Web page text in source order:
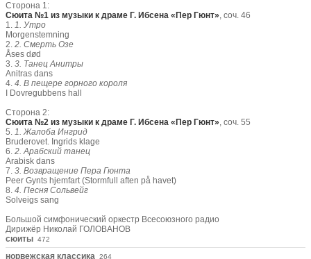
Сторона 1:
Сюита №1 из музыки к драме Г. Ибсена «Пер Гюнт», соч. 46
1. 1. Утро
Morgenstemning
2. 2. Смерть Озе
Åses død
3. 3. Танец Анитры
Anitras dans
4. 4. В пещере горного короля
I Dovregubbens hall
Сторона 2:
Сюита №2 из музыки к драме Г. Ибсена «Пер Гюнт», соч. 55
5. 1. Жалоба Ингрид
Bruderovet. Ingrids klage
6. 2. Арабский танец
Arabisk dans
7. 3. Возвращение Пера Гюнта
Peer Gynts hjemfart (Stormfull aften på havet)
8. 4. Песня Сольвейг
Solveigs sang
Большой симфонический оркестр Всесоюзного радио
Дирижёр Николай ГОЛОВАНОВ
сюиты 472
норвежская классика 264